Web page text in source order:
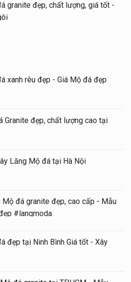
granite đẹp, chất lượng, giá tốt -
xanh rêu đẹp - Giá Mộ đá đẹp
Granite đẹp, chất lượng cao tại
Lăng Mộ đá tại Hà Nội
Mộ đá granite đẹp, cao cấp - Mẫu
#langmoda
đẹp tại Ninh Bình Giá tốt - Xây